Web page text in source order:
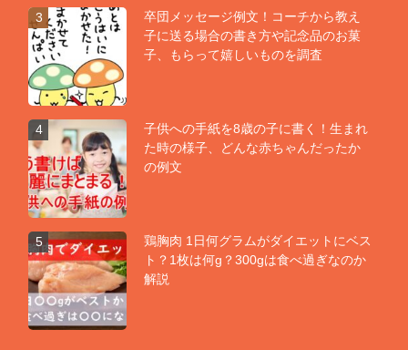
3
卒団メッセージ例文！コーチから教え
子に送る場合の書き方や記念品のお菓
子、もらって嬉しいものを調査
4
子供への手紙を8歳の子に書く！生まれ
た時の様子、どんな赤ちゃんだったか
の例文
5
鶏胸肉 1日何グラムがダイエットにベス
ト？1枚は何g？300gは食べ過ぎなのか
解説